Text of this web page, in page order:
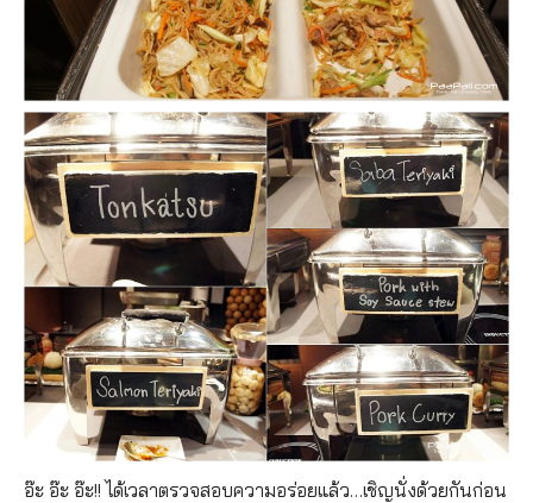
อ๊ะ อ๊ะ อ๊ะ!! ได้เวลาตรวจสอบความอร่อยแล้ว…เชิญนั่งด้วยกันก่อน